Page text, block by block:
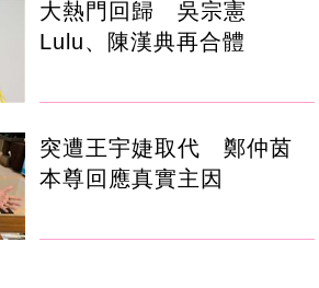
大熱門回歸 吳宗憲
Lulu、陳漢典再合體
突遭王宇婕取代 鄭仲茵
本尊回應真實主因